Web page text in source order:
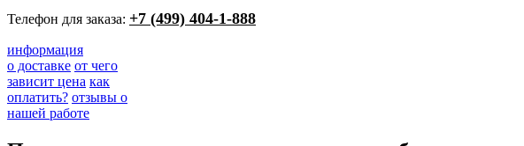
Телефон для заказа: +7 (499) 404-1-888
информация
о доставке от чего
зависит цена как
оплатить? отзывы о
нашей работе